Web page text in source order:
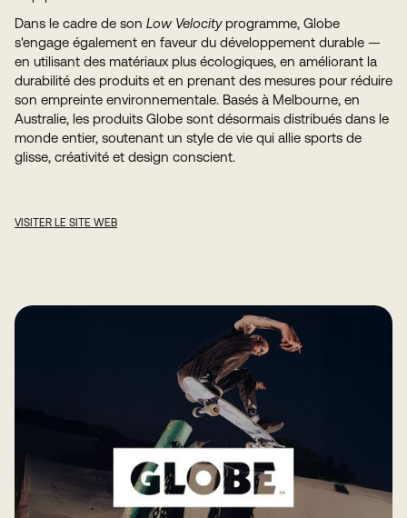
Dans le cadre de son Low Velocityprogramme, Globe
s'engage également en faveur du développement durable —
en utilisant des matériaux plus écologiques, en améliorant la
durabilité des produits et en prenant des mesures pour réduire
son empreinte environnementale. Basés à Melbourne, en
Australie, les produits Globe sont désormais distribués dans le
monde entier, soutenant un style de vie qui allie sports de
glisse, créativité et design conscient.
VISITER LE SITE WEB